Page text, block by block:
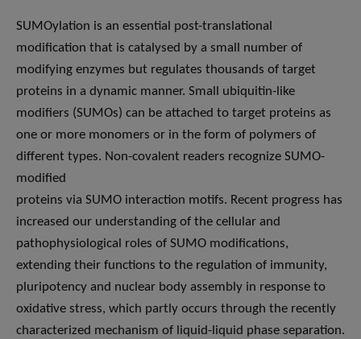
SUMOylation is an essential post-translational
modification that is catalysed by a small number of
modifying enzymes but regulates thousands of target
proteins in a dynamic manner. Small ubiquitin-like
modifiers (SUMOs) can be attached to target proteins as
one or more monomers or in the form of polymers of
different types. Non-covalent readers recognize SUMO-
modified
proteins via SUMO interaction motifs. Recent progress has
increased our understanding of the cellular and
pathophysiological roles of SUMO modifications,
extending their functions to the regulation of immunity,
pluripotency and nuclear body assembly in response to
oxidative stress, which partly occurs through the recently
characterized mechanism of liquid-liquid phase separation.